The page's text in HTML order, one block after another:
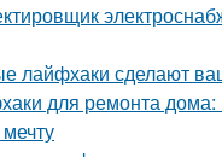
лайфхаки сделают
для ремонта дома: